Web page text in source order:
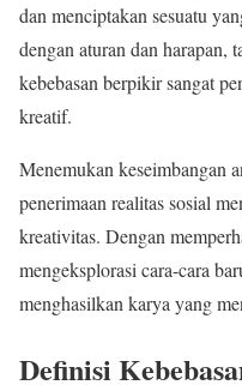
dan menciptakan sesuatu
dengan aturan dan harapan,
kebebasan berpikir sangat
kreatif.
Menemukan keseimbangan
penerimaan realitas sosial
kreativitas. Dengan
mengeksplorasi cara-cara
menghasilkan karya yang
Definisi